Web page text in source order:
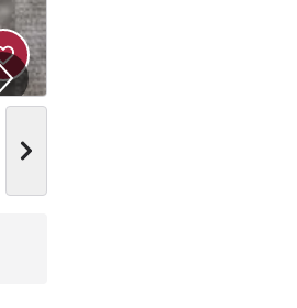
Nächstes Bild anzeigen
Produkt zur Wunschliste hinzufügen